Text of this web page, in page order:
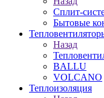
Сплит-
Бытовые
Назад
BALLU
VOLCANO
Теплоизоляция